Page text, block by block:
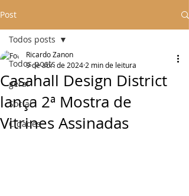
Post
Todos posts
geral
Social
Cidades
Todos posts
Casahall Design District
lança 2ª Mostra de
Vitrines Assinadas
Ricardo Zanon
9 de abr. de 2024 2 min de leitura